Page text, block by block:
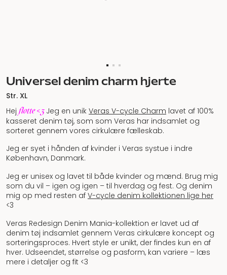
Universel denim charm hjerte
Str. XL
Hej flotte <3 Jeg en unik Veras V-cycle Charm lavet af 100%
kasseret denim tøj, som som Veras har indsamlet og
sorteret gennem vores cirkulære fælleskab.
Jeg er syet i hånden af kvinder i Veras systue i indre
København, Danmark.
Jeg er unisex og lavet til både kvinder og mænd. Brug mig
som du vil – igen og igen – til hverdag og fest. Og denim
mig op med resten af V-cycle denim kollektionen lige her
<3
Veras Redesign Denim Mania-kollektion er lavet ud af
denim tøj indsamlet gennem Veras cirkulære koncept og
sorteringsproces. Hvert style er unikt, der findes kun en af
hver. Udseendet, størrelse og pasform, kan variere – læs
mere i detaljer og fit <3